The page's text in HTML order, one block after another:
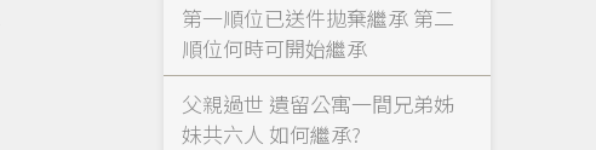
第一順位已送件拋棄繼承 第二
順位何時可開始繼承
父親過世 遺留公寓一間兄弟姊
妹共六人 如何繼承?